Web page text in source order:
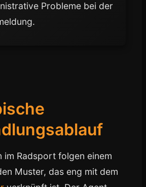
Probleme bei der
im Radsport folgen einem
Muster, das eng mit dem